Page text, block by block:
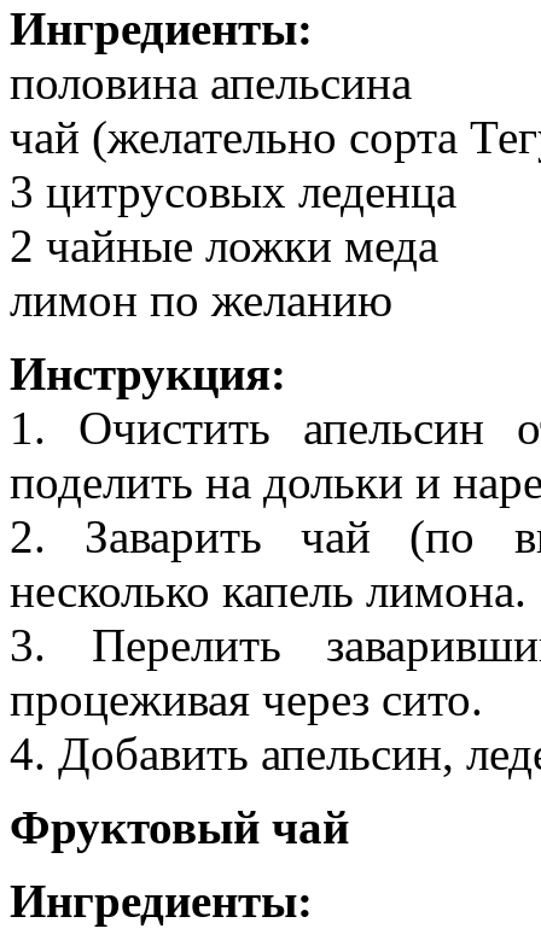
Ингредиенты:
половина апельсина
чай (желательно сорта
3 цитрусовых леденца
2 чайные ложки меда
лимон по желанию
Инструкция:
1. Очистить апельсин
поделить на дольки и
2. Заварить чай (по
несколько капель лимона.
3. Перелить
процеживая через сито.
4. Добавить апельсин,
Фруктовый чай
Ингредиенты: